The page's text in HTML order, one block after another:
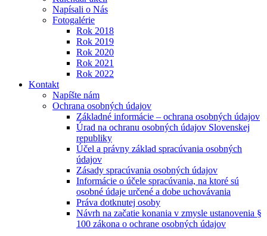
Napísali o Nás
Fotogalérie
Rok 2018
Rok 2019
Rok 2020
Rok 2021
Rok 2022
Kontakt
Napíšte nám
Ochrana osobných údajov
Základné informácie – ochrana osobných údajov
Úrad na ochranu osobných údajov Slovenskej
republiky
Účel a právny základ spracúvania osobných
údajov
Zásady spracúvania osobných údajov
Informácie o účele spracúvania, na ktoré sú
osobné údaje určené a dobe uchovávania
Práva dotknutej osoby
Návrh na začatie konania v zmysle ustanovenia §
100 zákona o ochrane osobných údajov